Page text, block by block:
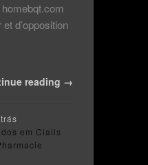
d’opposition
reading →
em Cialis